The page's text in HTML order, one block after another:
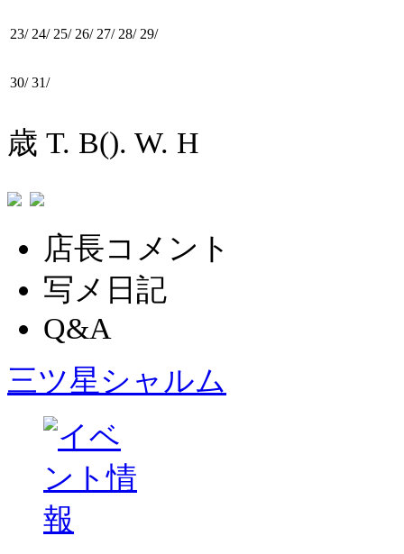
23/ 24/ 25/ 26/ 27/ 28/ 29/
30/ 31/
歳 T. B(). W. H
店長コメント
写メ日記
Q&A
三ツ星シャルム